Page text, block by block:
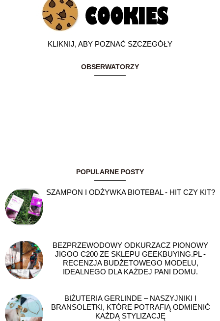
KLIKNIJ, ABY POZNAĆ SZCZEGÓŁY
OBSERWATORZY
POPULARNE POSTY
SZAMPON I ODŻYWKA BIOTEBAL - HIT CZY KIT?
BEZPRZEWODOWY ODKURZACZ PIONOWY
JIGOO C200 ZE SKLEPU GEEKBUYING.PL -
RECENZJA BUDŻETOWEGO MODELU,
IDEALNEGO DLA KAŻDEJ PANI DOMU.
BIŻUTERIA GERLINDE – NASZYJNIKI I
BRANSOLETKI, KTÓRE POTRAFIĄ ODMIENIĆ
KAŻDĄ STYLIZACJĘ